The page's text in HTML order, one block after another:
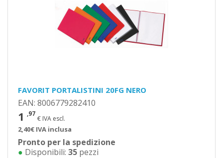
FAVORIT PORTALISTINI 20FG NERO
EAN: 8006779282410
1 ,97
€ IVA escl.
2,40€ IVA inclusa
Pronto per la spedizione
● Disponibili: 35 pezzi